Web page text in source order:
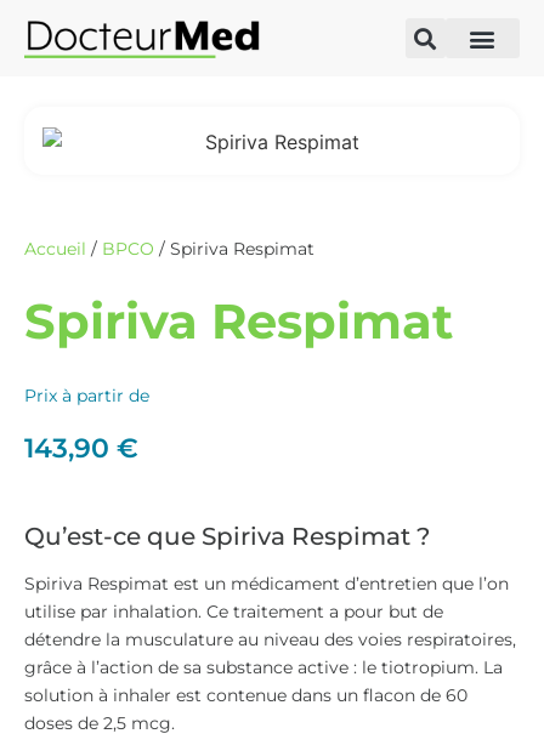
Accueil / BPCO / Spiriva Respimat
Spiriva Respimat
Prix à partir de
143,90 €
Qu’est-ce que Spiriva Respimat ?
Spiriva Respimat est un médicament d’entretien que l’on
utilise par inhalation. Ce traitement a pour but de
détendre la musculature au niveau des voies respiratoires,
grâce à l’action de sa substance active : le tiotropium. La
solution à inhaler est contenue dans un flacon de 60
doses de 2,5 mcg.